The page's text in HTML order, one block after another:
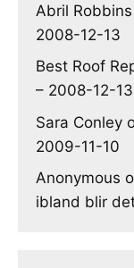
Abril Robbins
2008-12-13
Best Roof
– 2008-12-13
Sara Conley
2009-11-10
Anonymous
ibland blir